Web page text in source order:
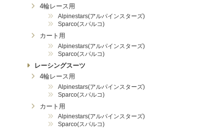
4輪レース用
Alpinestars(アルパインスターズ)
Sparco(スパルコ)
カート用
Alpinestars(アルパインスターズ)
Sparco(スパルコ)
レーシングスーツ
4輪レース用
Alpinestars(アルパインスターズ)
Sparco(スパルコ)
カート用
Alpinestars(アルパインスターズ)
Sparco(スパルコ)